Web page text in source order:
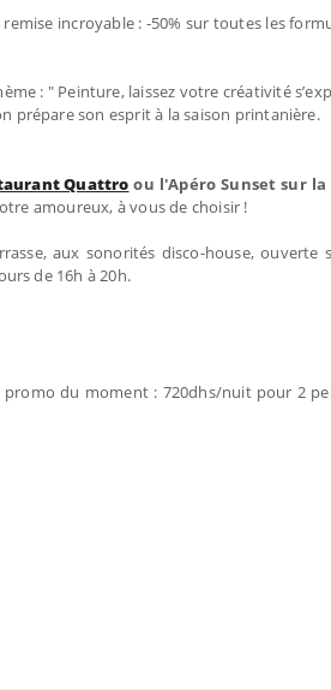
incroyable : -50% sur toutes les
: " Peinture, laissez votre créativité
prépare son esprit à la saison printanière.
Quattro ou l'Apéro Sunset sur la
amoureux, à vous de choisir !
aux sonorités disco-house, ouverte
de 16h à 20h.
du moment : 720dhs/nuit pour 2